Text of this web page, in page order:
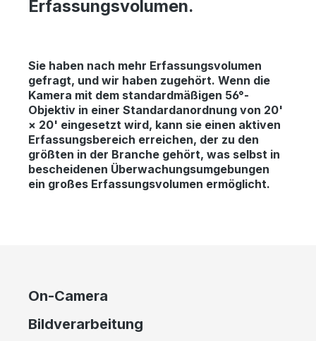
Erfassungsvolumen.
Sie haben nach mehr Erfassungsvolumen
gefragt, und wir haben zugehört. Wenn die
Kamera mit dem standardmäßigen 56°-
Objektiv in einer Standardanordnung von 20'
× 20' eingesetzt wird, kann sie einen aktiven
Erfassungsbereich erreichen, der zu den
größten in der Branche gehört, was selbst in
bescheidenen Überwachungsumgebungen
ein großes Erfassungsvolumen ermöglicht.
On-Camera
Bildverarbeitung